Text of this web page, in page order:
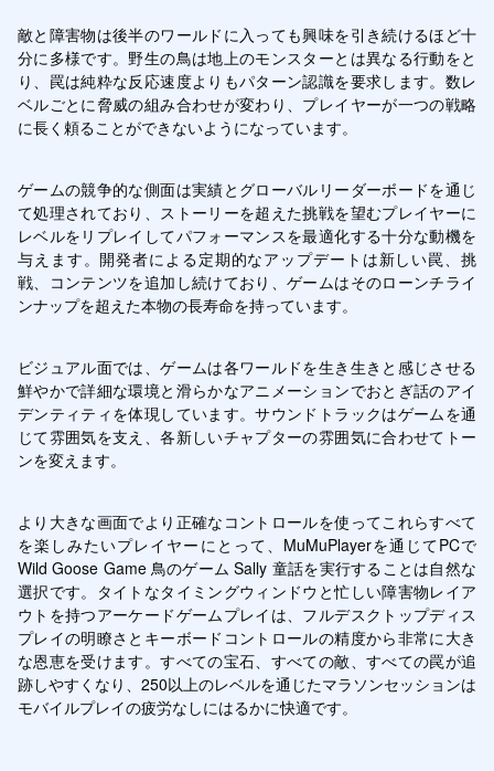
敵と障害物は後半のワールドに入っても興味を引き続けるほど十
分に多様です。野生の鳥は地上のモンスターとは異なる行動をと
り、罠は純粋な反応速度よりもパターン認識を要求します。数レ
ベルごとに脅威の組み合わせが変わり、プレイヤーが一つの戦略
に長く頼ることができないようになっています。
ゲームの競争的な側面は実績とグローバルリーダーボードを通じ
て処理されており、ストーリーを超えた挑戦を望むプレイヤーに
レベルをリプレイしてパフォーマンスを最適化する十分な動機を
与えます。開発者による定期的なアップデートは新しい罠、挑
戦、コンテンツを追加し続けており、ゲームはそのローンチライ
ンナップを超えた本物の長寿命を持っています。
ビジュアル面では、ゲームは各ワールドを生き生きと感じさせる
鮮やかで詳細な環境と滑らかなアニメーションでおとぎ話のアイ
デンティティを体現しています。サウンドトラックはゲームを通
じて雰囲気を支え、各新しいチャプターの雰囲気に合わせてトー
ンを変えます。
より大きな画面でより正確なコントロールを使ってこれらすべて
を楽しみたいプレイヤーにとって、MuMuPlayerを通じてPCで
Wild Goose Game 鳥のゲーム Sally 童話を実行することは自然な
選択です。タイトなタイミングウィンドウと忙しい障害物レイア
ウトを持つアーケードゲームプレイは、フルデスクトップディス
プレイの明瞭さとキーボードコントロールの精度から非常に大き
な恩恵を受けます。すべての宝石、すべての敵、すべての罠が追
跡しやすくなり、250以上のレベルを通じたマラソンセッションは
モバイルプレイの疲労なしにはるかに快適です。